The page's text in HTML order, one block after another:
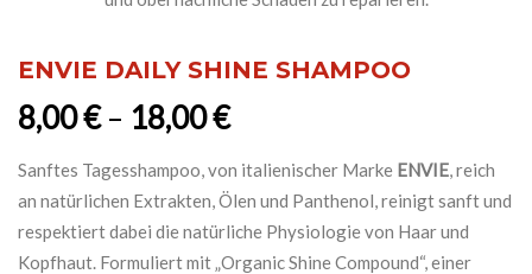
ENVIE DAILY SHINE SHAMPOO
8,00€– 18,00€
Sanftes Tagesshampoo, von italienischer Marke ENVIE, reich
an natürlichen Extrakten, Ölen und Panthenol, reinigt sanft und
respektiert dabei die natürliche Physiologie von Haar und
Kopfhaut. Formuliert mit „Organic Shine Compound“, einer